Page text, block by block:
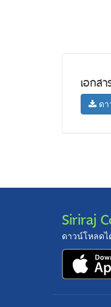
เอกส
ด
Siriraj
ดาวน์โหลด